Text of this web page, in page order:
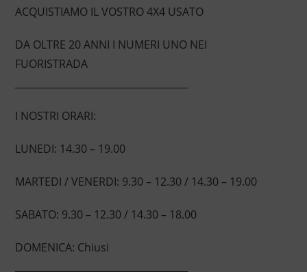
ACQUISTIAMO IL VOSTRO 4X4 USATO
DA OLTRE 20 ANNI I NUMERI UNO NEI
FUORISTRADA
I NOSTRI ORARI:
LUNEDI: 14.30 – 19.00
MARTEDI / VENERDI: 9.30 – 12.30 / 14.30 – 19.00
SABATO: 9.30 – 12.30 / 14.30 – 18.00
DOMENICA: Chiusi